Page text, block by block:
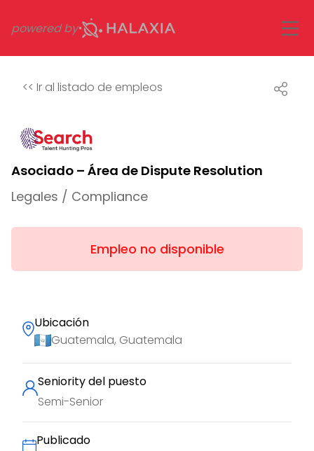
powered by
<< Ir al listado de empleos
Asociado – Área de Dispute Resolution
Legales / Compliance
Empleo no disponible
Ubicación
Guatemala, Guatemala
Seniority del puesto
Semi-Senior
Publicado